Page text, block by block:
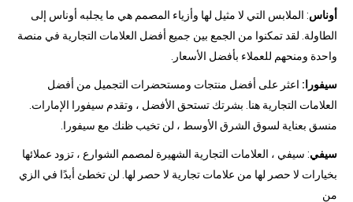
أوناس: الملابس التي لا مثيل لها وأزياء المصمم هي ما يجلبه أوناس إلى
الطاولة. لقد تمكنوا من الجمع بين جميع أفضل العلامات التجارية في منصة
واحدة ومنحهم للعملاء بأفضل الأسعار.
سيفورا: اعثر على أفضل منتجات ومستحضرات التجميل من أفضل
العلامات التجارية هنا. بشرتك تستحق الأفضل ، وتقدم سيفورا الإمارات.
منسق بعناية لسوق الشرق الأوسط ، لن تخيب ظنك مع سيفورا.
سيفي: سيفي ، العلامات التجارية الشهيرة لمصمم الشوارع ، تزود عملائها
بخيارات لا حصر لها من علامات تجارية لا حصر لها. لن تخطئ أبدًا في الزي
من